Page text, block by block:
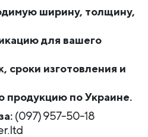
ширину, толщину,
для вашего
сроки изготовления и
продукцию по Украине.
(097) 957-50-18